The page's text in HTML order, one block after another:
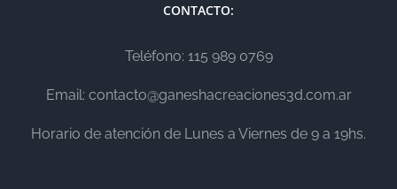
CONTACTO:
Teléfono: 115 989 0769
Email: contacto@ganeshacreaciones3d.com.ar
Horario de atención de Lunes a Viernes de 9 a 19hs.